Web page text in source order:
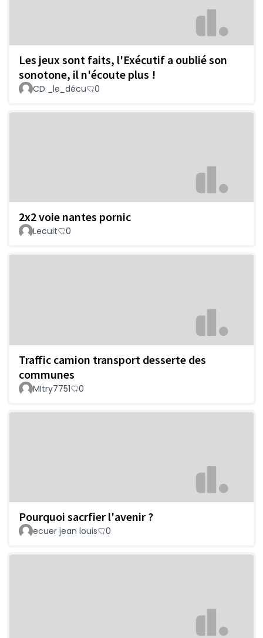
Les jeux sont faits, l'Exécutif a oublié son
sonotone, il n'écoute plus !
CD _le_décu 0
2x2 voie nantes pornic
Lecuit 0
Traffic camion transport desserte des
communes
MItry7751 0
Pourquoi sacrfier l'avenir ?
ecuer jean louis 0